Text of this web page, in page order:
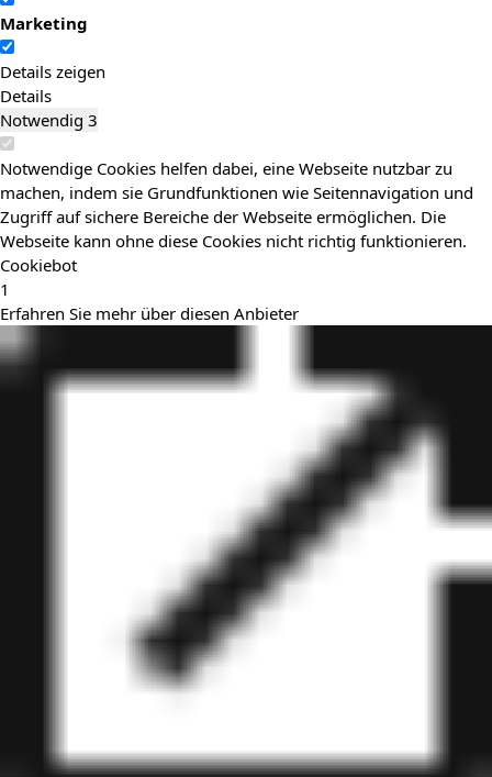
Marketing
Details zeigen
Details
Notwendig 3
Notwendige Cookies helfen dabei, eine Webseite nutzbar zu
machen, indem sie Grundfunktionen wie Seitennavigation und
Zugriff auf sichere Bereiche der Webseite ermöglichen. Die
Webseite kann ohne diese Cookies nicht richtig funktionieren.
Cookiebot
1
Erfahren Sie mehr über diesen Anbieter